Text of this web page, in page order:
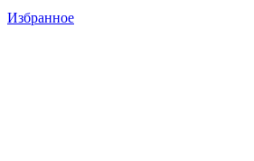
Избранное